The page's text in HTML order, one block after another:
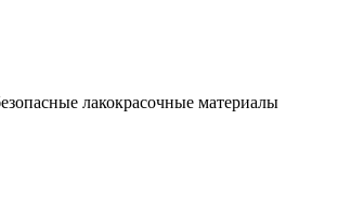
лакокрасочные материалы